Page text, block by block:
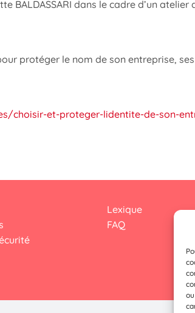
BALDASSARI dans le cadre d’un atelier
protéger le nom de son entreprise,
choisir-et-proteger-lidentite-de-son-
Lexique
FAQ